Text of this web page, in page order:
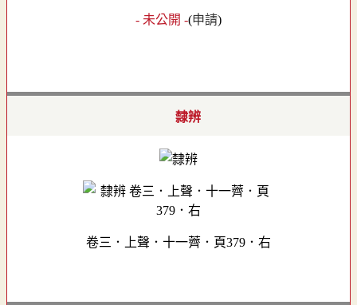
- 未公開 -(申請)
隸辨
卷三．上聲．十一薺．頁379．右